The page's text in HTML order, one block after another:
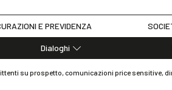
E PREVIDENZA
Dialoghi
su prospetto, comunicazioni price sensitive,